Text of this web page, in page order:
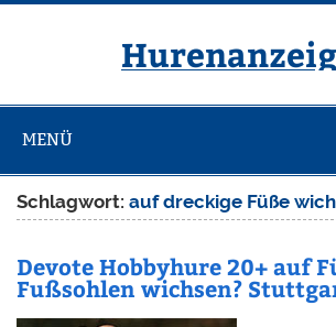
Zum
MENÜ
Schlagwort:auf dreckige Füße
Devote Hobbyhure 20+ auf
Fußsohlen wichsen?